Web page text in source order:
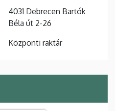
4031 Debrecen Bartók
Béla út 2-26
Központi raktár